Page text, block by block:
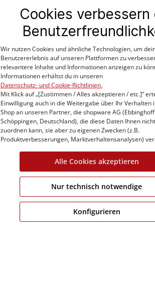
Fitguide
Häufige Fragen
Lieferung &
Allgemeine
Cookies verbessern
Wir nutzen Cookies und ähnliche Technologien, um
Benutzererlebnis auf unseren Plattformen zu
relevantere Inhalte und Informationen anzeigen zu
Informationen erhältst du in unseren
Datenschutz- und Cookie-Richtlinien.
Mit Klick auf „[Zustimmen / Alles akzeptieren / etc.]“
Einwilligung auch in die Weitergabe über Ihr Verhalten
Shop an unseren Partner, die shopware AG
Schöppingen, Deutschland), die diese Daten Ihnen
zuordnen kann, sie aber zu eigenen Zwecken (z.B.
Produktverbesserungen, Marktverhaltensanalysen)
Alle Cookies akzeptieren
Nur technisch notwendige
Konfigurieren